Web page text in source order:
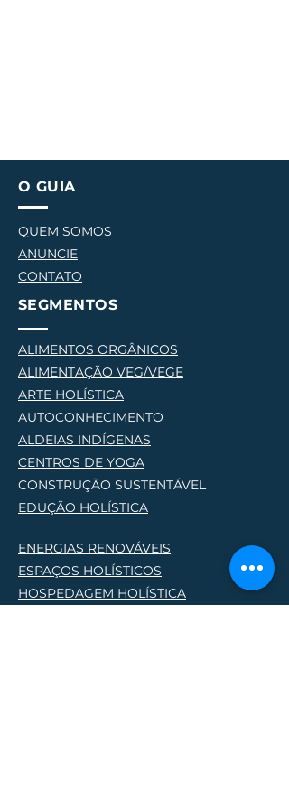
O GUIA
QUEM SOMOS
ANUNCIE
CONTATO
SEGMENTOS
ALIMENTOS ORGÂNICOS
ALIMENTAÇÃO VEG/VEGE
ARTE HOLÍSTICA
AUTOCONHECIMENTO
ALDEIAS INDÍGENAS
CENTROS DE YOGA
CONSTRUÇÃO SUSTENTÁVEL
EDUÇÃO HOLÍSTICA
ENERGIAS RENOVÁVEIS
ESPAÇOS HOLÍSTICOS
HOSPEDAGEM HOLÍSTICA